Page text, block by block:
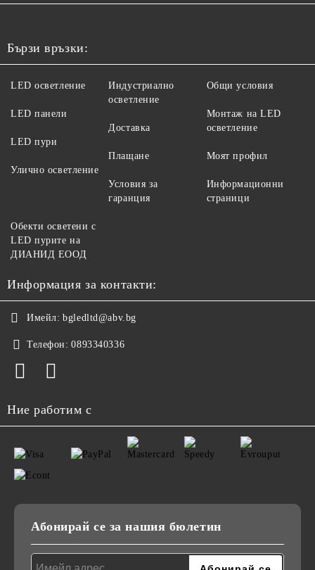
Бързи връзки:
LED осветление
LED панели
LED пури
Улично осветление
Индустриално
осветление
Доставка
Плащане
Условия за
гаранция
Общи условия
Монтаж на LED
осветление
Моят профил
Информационни
страници
Обекти осветени с
LED пурите на
ДИАНИД ЕООД
Информация за контакти:
Имейл: bgledltd@abv.bg
Телефон: 0893340336
Ние работим с
Абонирай се за нашия бюлетин